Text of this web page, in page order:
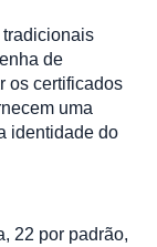
tradicionais
de
os certificados
uma
identidade do
22 por padrão,